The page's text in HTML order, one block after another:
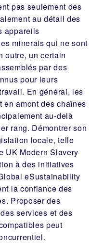
pas seulement des
au détail des
appareils
minerais qui ne sont
outre, un certain
par des
pour leurs
En général, les
en amont des chaînes
au-delà
rang. Démontrer son
locale, telle
UK Modern Slavery
à des initiatives
eSustainability
la confiance des
Proposer des
services et des
peut